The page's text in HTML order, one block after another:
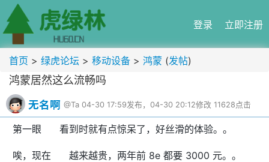
登录 立即注册
首页 > 绿虎论坛 > 移动设备 > 鸿蒙 (发帖)
鸿蒙居然这么流畅吗 😱
无名啊 @Ta 04-30 17:59发布，04-30 20:12修改 11628点击
第一眼 👀 看到时就有点惊呆了，好丝滑的体验。。
唉，现在 📱 越来越贵，两年前 8e 都要 3000 元。。